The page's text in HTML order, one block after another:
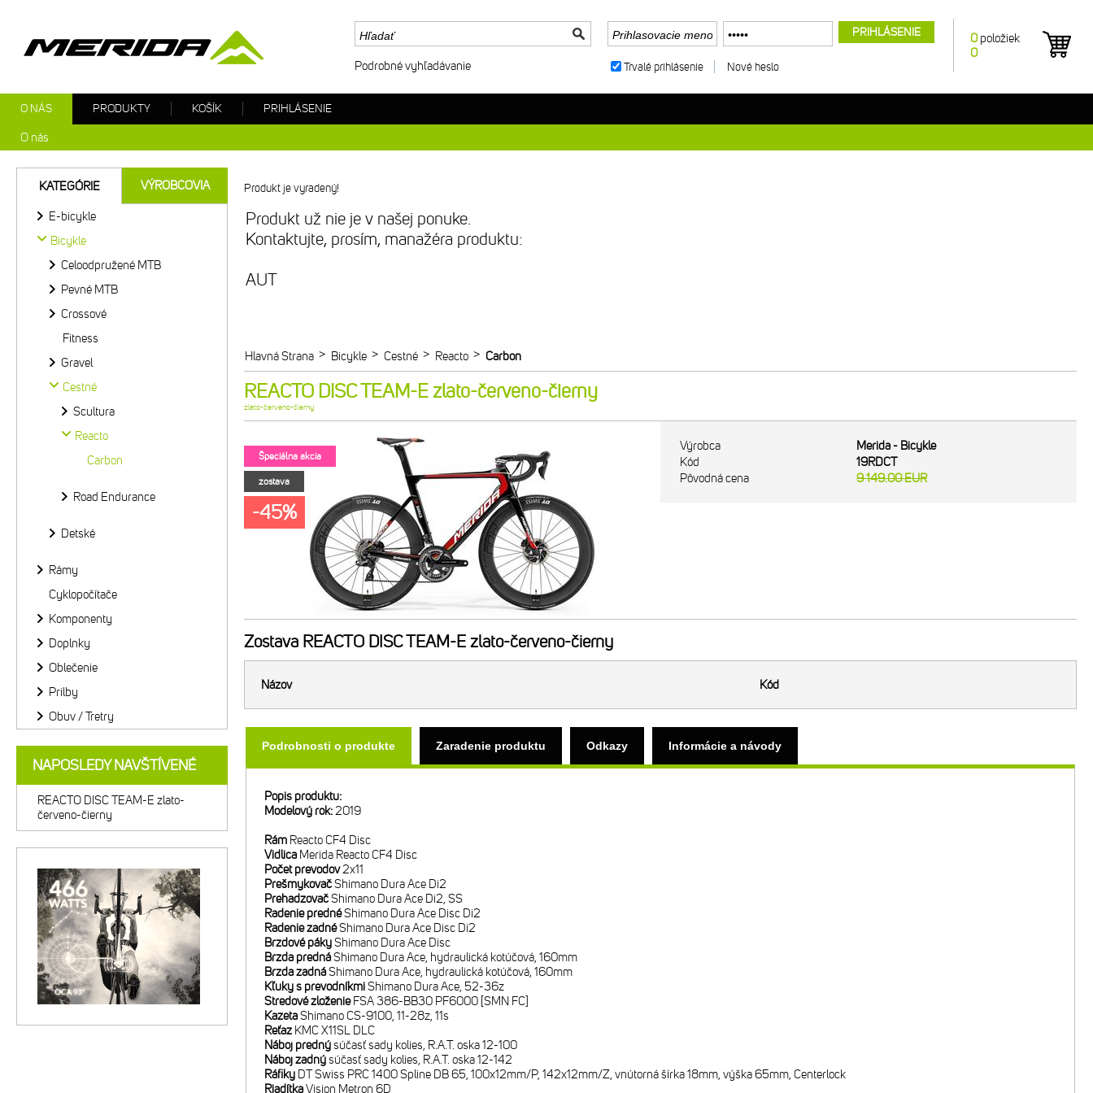
Produkt je vyradený!
Produkt už nie je v našej ponuke.
Kontaktujte, prosím, manažéra produktu:
AUT
Hlavná Strana > Bicykle > Cestné > Reacto > Carbon
REACTO DISC TEAM-E zlato-červeno-čierny
zlato-červeno-čierny
Špeciálna akcia
zostava
-45%
Výrobca
Merida - Bicykle
Kód
19RDCT
Pôvodná cena
9 149.00EUR
Zostava REACTO DISC TEAM-E zlato-červeno-čierny
Názov Kód
Podrobnosti o produkte Zaradenie produktu Odkazy Informácie a návody
Popis produktu:
Modelový rok:2019
Rám Reacto CF4 Disc
Vidlica Merida Reacto CF4 Disc
Počet prevodov2x11
PrešmykovačShimano Dura Ace Di2
PrehadzovačShimano Dura Ace Di2, SS
Radenie prednéShimano Dura Ace Disc Di2
Radenie zadnéShimano Dura Ace Disc Di2
Brzdové pákyShimano Dura Ace Disc
Brzda prednáShimano Dura Ace, hydraulická kotúčová, 160mm
Brzda zadnáShimano Dura Ace, hydraulická kotúčová, 160mm
Kľuky s prevodníkmiShimano Dura Ace, 52-36z
Stredové zloženieFSA 386-BB30 PF6000 [SMN FC]
KazetaShimano CS-9100, 11-28z, 11s
Reťaz KMC X11SL DLC
Náboj prednýsúčasť sady kolies, R.A.T. oska 12-100
Náboj zadnýsúčasť sady kolies, R.A.T. oska 12-142
Ráfiky DT Swiss PRC 1400 Spline DB 65, 100x12mm/P, 142x12mm/Z, vnútorná šírka 18mm, výška 65mm, Centerlock
RiadítkaVision Metron 6D
KATEGÓRIE VÝROBCOVIA
E-bicykle
Bicykle
Celoodpružené MTB
Pevné MTB
Crossové
Fitness
Gravel
Cestné
Scultura
Reacto
Carbon
Road Endurance
Detské
Rámy
Cyklopočítače
Komponenty
Doplnky
Oblečenie
Prilby
Obuv / Tretry
NAPOSLEDY NAVŠTÍVENÉ
REACTO DISC TEAM-E zlato-
červeno-čierny
Podrobné vyhľadávanie
O NÁS
O nás
PRODUKTY KOŠÍK PRIHLÁSENIE
0 položiek
0
PRIHLÁSENIE
Trvalé prihlásenie Nové heslo